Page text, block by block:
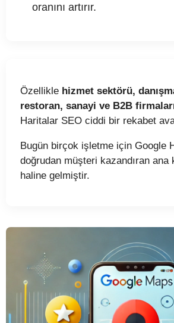
oranını artırır.
Özellikle hizmet sektörü,
restoran, sanayi ve B2B
Haritalar SEO ciddi bir rekabet
Bugün birçok işletme için Google
doğrudan müşteri kazandıran ana
haline gelmiştir.